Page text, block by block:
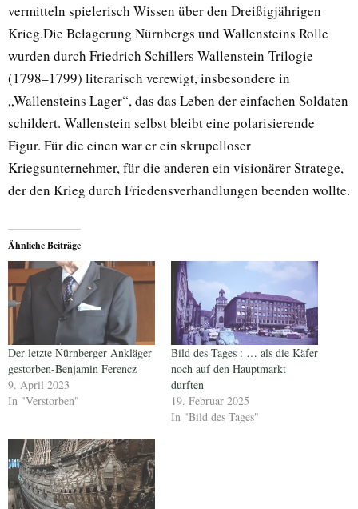
vermitteln spielerisch Wissen über den Dreißigjährigen
Krieg.Die Belagerung Nürnbergs und Wallensteins Rolle
wurden durch Friedrich Schillers Wallenstein-Trilogie
(1798–1799) literarisch verewigt, insbesondere in
„Wallensteins Lager“, das das Leben der einfachen Soldaten
schildert. Wallenstein selbst bleibt eine polarisierende
Figur. Für die einen war er ein skrupelloser
Kriegsunternehmer, für die anderen ein visionärer Stratege,
der den Krieg durch Friedensverhandlungen beenden wollte.
Ähnliche Beiträge
Der letzte Nürnberger Ankläger
gestorben-Benjamin Ferencz
9. April 2023
In "Verstorben"
Bild des Tages : … als die Käfer
noch auf den Hauptmarkt
durften
19. Februar 2025
In "Bild des Tages"